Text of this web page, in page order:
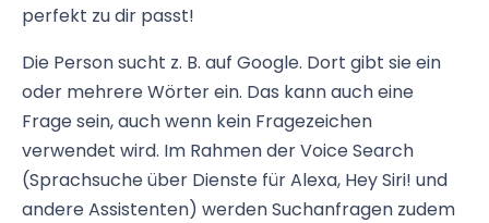
perfekt zu dir passt!
Die Person sucht z. B. auf Google. Dort gibt sie ein
oder mehrere Wörter ein. Das kann auch eine
Frage sein, auch wenn kein Fragezeichen
verwendet wird. Im Rahmen der Voice Search
(Sprachsuche über Dienste für Alexa, Hey Siri! und
andere Assistenten) werden Suchanfragen zudem